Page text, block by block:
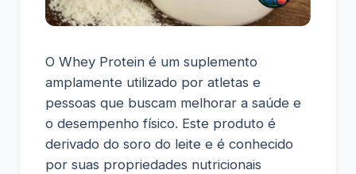
O Whey Protein é um suplemento
amplamente utilizado por atletas e
pessoas que buscam melhorar a saúde e
o desempenho físico. Este produto é
derivado do soro do leite e é conhecido
por suas propriedades nutricionais